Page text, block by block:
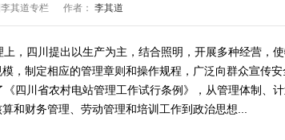
李其道专栏 作者： 李其道
，四川提出以生产为主，结合照明，开展多种经营，
，制定相应的管理章则和操作规程，广泛向群众宣传
四川省农村电站管理工作试行条例》，从管理体制、
和财务管理、劳动管理和培训工作到政治思想...